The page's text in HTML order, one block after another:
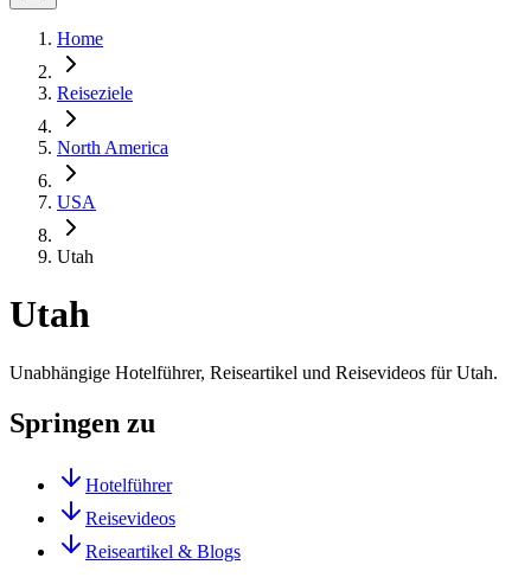
Home
Reiseziele
North America
USA
Utah
Utah
Unabhängige Hotelführer, Reiseartikel und Reisevideos für Utah.
Springen zu
Hotelführer
Reisevideos
Reiseartikel & Blogs